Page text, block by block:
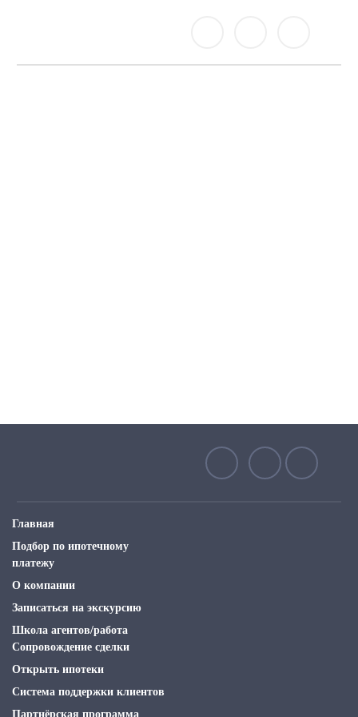
Главная
Подбор по ипотечному
платежу
О компании
Записаться на экскурсию
Школа агентов/работа
Сопровождение сделки
Открыть ипотеки
Система поддержки клиентов
Партнёрская программа